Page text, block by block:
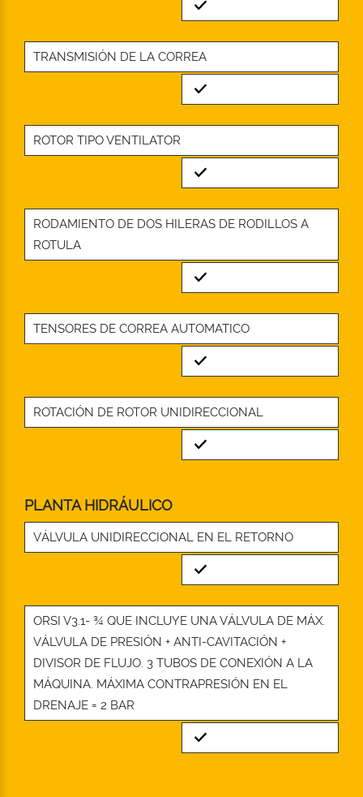
Standard
TRANSMISIÓN DE LA CORREA
Standard
ROTOR TIPO VENTILATOR
Standard
RODAMIENTO DE DOS HILERAS DE RODILLOS A
ROTULA
Standard
TENSORES DE CORREA AUTOMATICO
Standard
ROTACIÓN DE ROTOR UNIDIRECCIONAL
Standard
PLANTA HIDRÁULICO
VÁLVULA UNIDIRECCIONAL EN EL RETORNO
Standard
ORSI V3.1- ¾ QUE INCLUYE UNA VÁLVULA DE MÁX.
VÁLVULA DE PRESIÓN + ANTI-CAVITACIÓN +
DIVISOR DE FLUJO. 3 TUBOS DE CONEXIÓN A LA
MÁQUINA. MÁXIMA CONTRAPRESIÓN EN EL
DRENAJE = 2 BAR
Standard